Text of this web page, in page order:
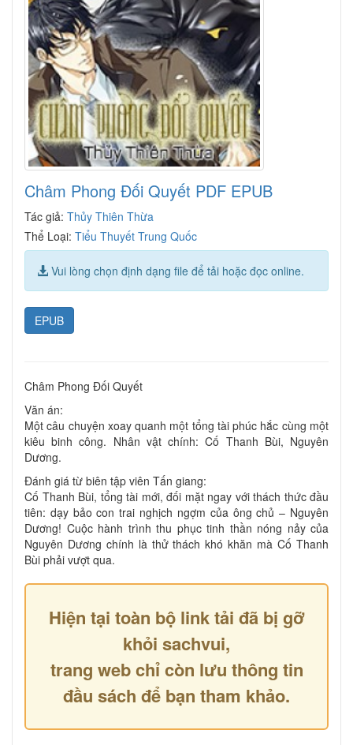
Châm Phong Đối Quyết PDF EPUB
Tác giả: Thủy Thiên Thừa
Thể Loại: Tiểu Thuyết Trung Quốc
Vui lòng chọn định dạng file để tải hoặc đọc online.
EPUB
Châm Phong Đối Quyết
Văn án:
Một câu chuyện xoay quanh một tổng tài phúc hắc cùng một
kiêu binh công. Nhân vật chính: Cố Thanh Bùi, Nguyên
Dương.
Đánh giá từ biên tập viên Tấn giang:
Cố Thanh Bùi, tổng tài mới, đối mặt ngay với thách thức đầu
tiên: dạy bảo con trai nghịch ngợm của ông chủ – Nguyên
Dương! Cuộc hành trình thu phục tinh thần nóng nảy của
Nguyên Dương chính là thử thách khó khăn mà Cố Thanh
Bùi phải vượt qua.
Hiện tại toàn bộ link tải đã bị gỡ
khỏi sachvui,
trang web chỉ còn lưu thông tin
đầu sách để bạn tham khảo.